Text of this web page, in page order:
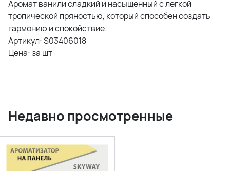
Аромат ванили сладкий и насыщенный с легкой
тропической пряностью, который способен создать
гармонию и спокойствие.
Артикул: S03406018
Цена: за шт
Недавно просмотренные